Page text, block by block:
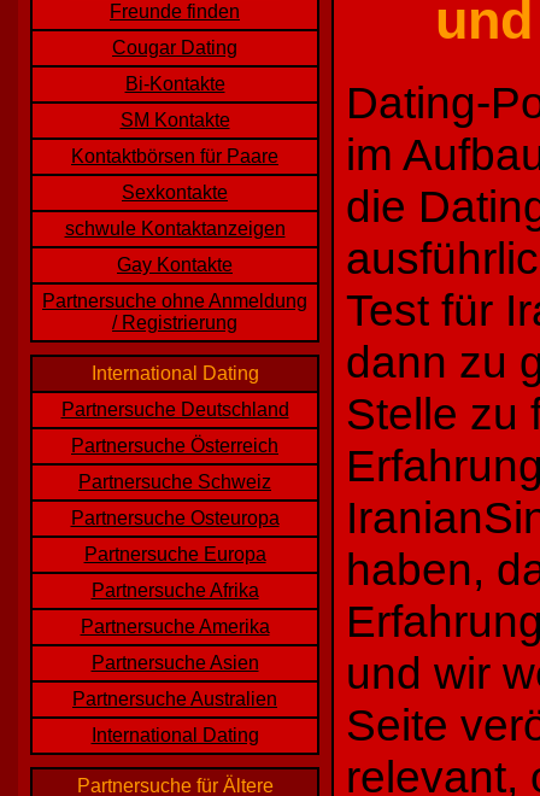
Freunde finden
Cougar Dating
Bi-Kontakte
SM Kontakte
Kontaktbörsen für Paare
Sexkontakte
schwule Kontaktanzeigen
Gay Kontakte
Partnersuche ohne Anmeldung
/ Registrierung
International Dating
Partnersuche Deutschland
Partnersuche Österreich
Partnersuche Schweiz
Partnersuche Osteuropa
Partnersuche Europa
Partnersuche Afrika
Partnersuche Amerika
Partnersuche Asien
Partnersuche Australien
International Dating
Partnersuche für Ältere
Dating-
im
die
Test für
dann zu
Stelle zu
haben,
und wir
Seite
relevant,